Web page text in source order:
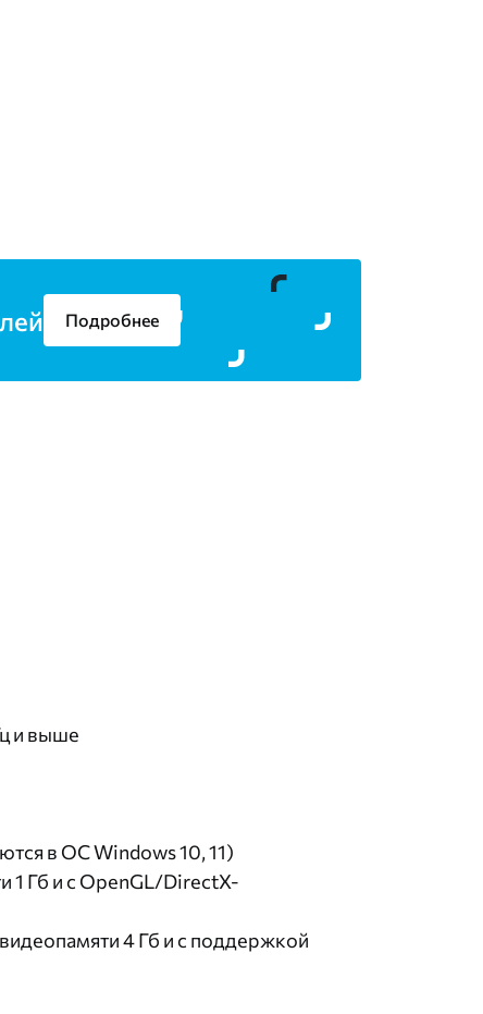
Подробнее
и выше
в ОС Windows 10, 11)
1 Гб и с OpenGL/DirectX-
4 Гб и с поддержкой